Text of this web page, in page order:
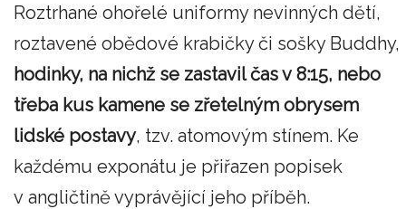
Roztrhané ohořelé uniformy nevinných dětí,
roztavené obědové krabičky či sošky Buddhy,
hodinky, na nichž se zastavil čas v 8:15, nebo
třeba kus kamene se zřetelným obrysem
lidské postavy, tzv. atomovým stínem. Ke
každému exponátu je přiřazen popisek
v angličtině vyprávějící jeho příběh.